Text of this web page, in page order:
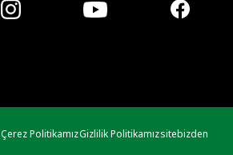
Çerez PolitikamızGizlilik Politikamızsitebizden